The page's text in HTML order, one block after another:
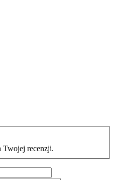
Twojej recenzji.